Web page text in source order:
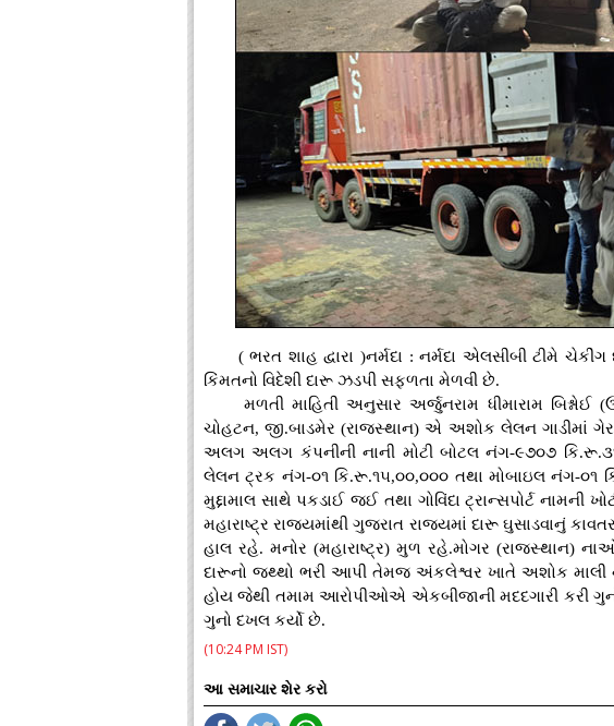
( ભરત શાહ દ્વારા )નર્મદા : નર્મદા એલસીબી ટીમે
કિંમતનો વિદેશી દારૂ ઝડપી સફળતા મેળવી છે.
મળતી માહિતી અનુસાર અર્જુનરામ ધીમારામ બિશ્નોઈ
ચોહટન, જી.બાડમેર (રાજસ્થાન) એ અશોક લેલન ગાડીમાં
અલગ અલગ કંપનીની નાની મોટી બોટલ નંગ-૯૭૦૭
લેલન ટ્રક નંગ-૦૧ કિ.રૂ.૧૫,૦૦,૦૦૦ તથા મોબાઇલ નંગ-૦૧
મુદ્દામાલ સાથે પકડાઈ જઈ તથા ગોવિંદા ટ્રાન્સપોર્ટ નામની
મહારાષ્ટ્ર રાજ્યમાંથી ગુજરાત રાજ્યમાં દારૂ ઘુસાડવાનું
હાલ રહે. મનોર (મહારાષ્ટ્ર) મુળ રહે.મોગર (રાજસ્થાન)
દારૂનો જથ્થો ભરી આપી તેમજ અંકલેશ્વર ખાતે અશોક માલી
હોય જેથી તમામ આરોપીઓએ એકબીજાની મદદગારી કરી
ગુનો દખલ કર્યો છે.
(10:24 PM IST)
આ સમાચાર શેર કરો